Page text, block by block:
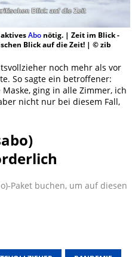
Abonötig. | Zeit im Blick -
Blick auf die Zeit! | © zib
noch mehr als vor
So sagte ein betroffener:
ging in alle Zimmer, ich
nicht nur bei diesem Fall,
Paket buchen, um auf diesen